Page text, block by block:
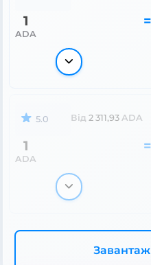
1
ADA
=
5.0 Від 2 311,93 ADA
1
ADA
=